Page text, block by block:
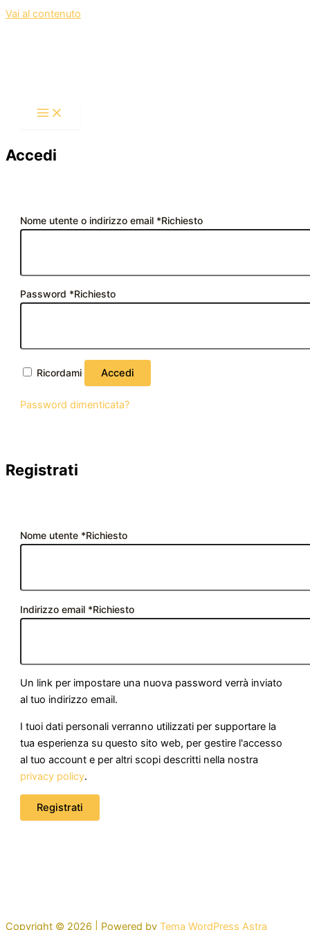
Vai al contenuto
Accedi
Nome utente o indirizzo email *Richiesto
Password *Richiesto
Ricordami Accedi
Password dimenticata?
Registrati
Nome utente *Richiesto
Indirizzo email *Richiesto
Un link per impostare una nuova password verrà inviato
al tuo indirizzo email.
I tuoi dati personali verranno utilizzati per supportare la
tua esperienza su questo sito web, per gestire l'accesso
al tuo account e per altri scopi descritti nella nostra
privacy policy.
Registrati
Copyright © 2026 | Powered by Tema WordPress Astra